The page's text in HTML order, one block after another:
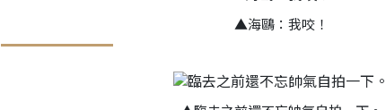
▲海鷗：我咬！